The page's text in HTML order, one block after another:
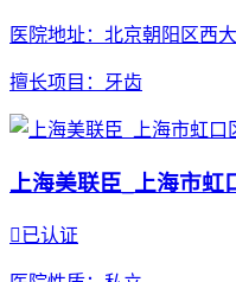
医院地址：北京朝阳区西
擅长项目 ：牙齿
上海美联臣_上海市虹
已认证